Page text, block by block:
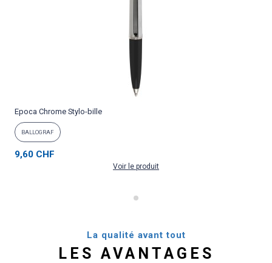
Epoca Chrome Stylo-bille
BALLOGRAF
9,60 CHF
Voir le produit
La qualité avant tout
LES AVANTAGES